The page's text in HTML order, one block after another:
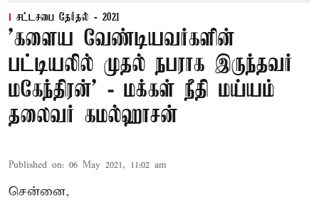
சட்டசபை தேர்தல் - 2021
'களைய வேண்டியவர்களின்
பட்டியலில் முதல் நபராக இருந்தவர்
மகேந்திரன்’ - மக்கள் நீதி மய்யம்
தலைவர் கமல்ஹாசன்
Published on: 06 May 2021, 11:02 am
சென்னை,